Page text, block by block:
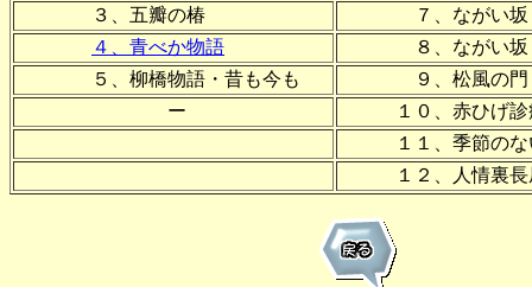
３、五瓣の椿
７、ながい坂
４、青べか物語
８、ながい坂
５、柳橋物語・昔も今も
９、松風の門
ー
１０、赤ひげ診
１１、季節のな
１２、人情裏長